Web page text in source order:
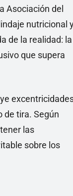
Asociación del
nutricional
de la realidad: la
que supera
de tira. Según
las
sobre los